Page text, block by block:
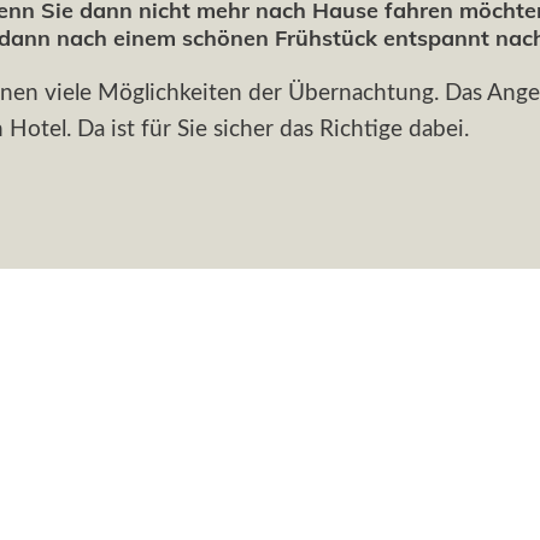
Sie dann nicht mehr nach Hause fahren
nach einem schönen Frühstück entspannt
viele Möglichkeiten der Übernachtung. Das
Da ist für Sie sicher das Richtige dabei.